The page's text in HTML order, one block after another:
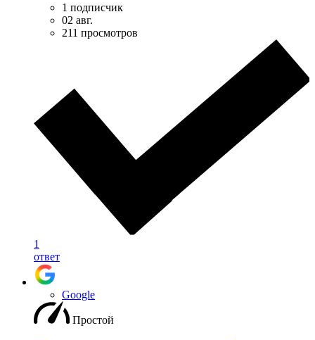
1 подписчик
02 авг.
211 просмотров
1
ответ
Google
Простой